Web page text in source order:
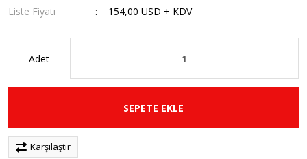
Liste Fiyatı
154,00 USD + KDV
Adet
SEPETE EKLE
Karşılaştır